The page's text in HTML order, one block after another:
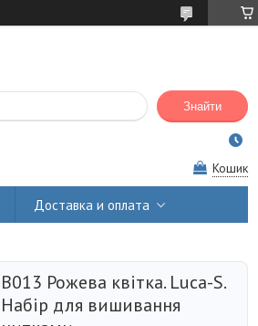
Знайти
Кошик
Доставка и оплата
B013 Рожева квітка. Luca-S.
Набір для вишивання